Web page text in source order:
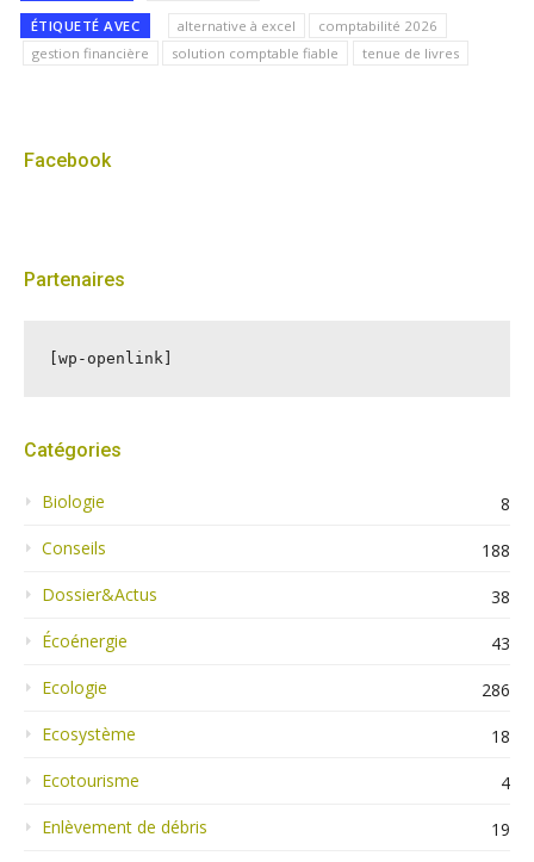
ÉTIQUETÉ AVEC alternative à excel
comptabilité 2026
gestion financière
solution comptable fiable tenue de livres
Facebook
Partenaires
[wp-openlink]
Catégories
Biologie
8
Conseils
188
Dossier&Actus
38
Écoénergie
43
Ecologie
286
Ecosystème
18
Ecotourisme
4
Enlèvement de débris
19